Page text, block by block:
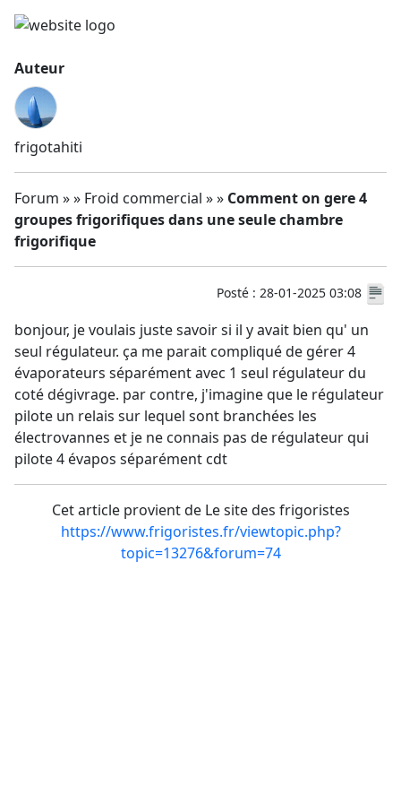
Auteur
frigotahiti
Forum » » Froid commercial » » Comment on gere 4
groupes frigorifiques dans une seule chambre
frigorifique
Posté : 28-01-2025 03:08
bonjour, je voulais juste savoir si il y avait bien qu' un
seul régulateur. ça me parait compliqué de gérer 4
évaporateurs séparément avec 1 seul régulateur du
coté dégivrage. par contre, j'imagine que le régulateur
pilote un relais sur lequel sont branchées les
électrovannes et je ne connais pas de régulateur qui
pilote 4 évapos séparément cdt
Cet article provient de Le site des frigoristes
https://www.frigoristes.fr/viewtopic.php?
topic=13276&forum=74